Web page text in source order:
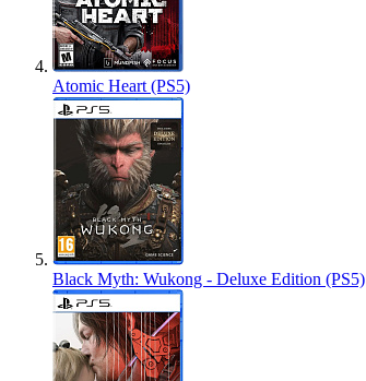
Atomic Heart (PS5)
Black Myth: Wukong - Deluxe Edition (PS5)